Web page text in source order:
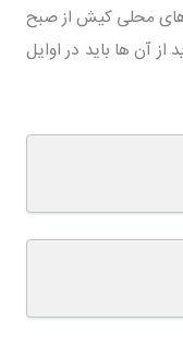
محلی کیش از صبح
آن ها باید در اوایل